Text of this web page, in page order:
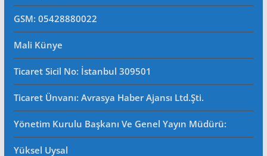
GSM: 05428880022
Mali Künye
Ticaret Sicil No: İstanbul 309501
Ticaret Ünvanı: Avrasya Haber Ajansı Ltd.Şti.
Yönetim Kurulu Başkanı Ve Genel Yayın Müdürü:
Yüksel Uysal